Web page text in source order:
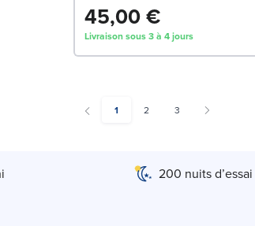
45,00 €
Livraison sous 3 à 4 jours
You're currently reading page
1 Page
2 Page
3
200 nuits d’essai